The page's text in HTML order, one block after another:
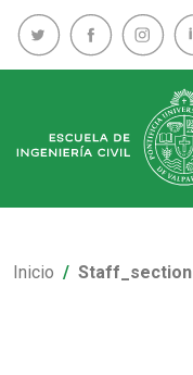
Inicio Staff_section